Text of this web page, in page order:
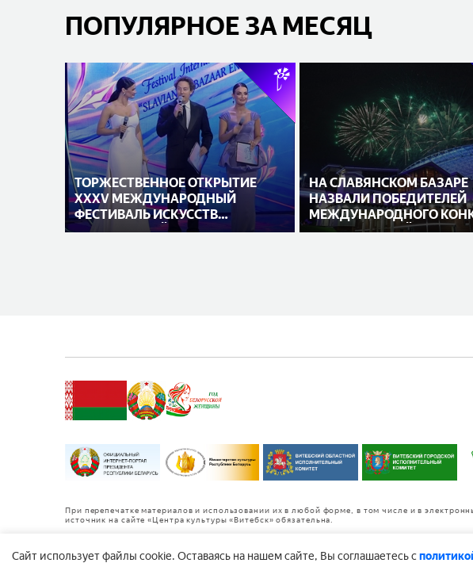
ПОПУЛЯРНОЕ ЗА МЕСЯЦ
ТОРЖЕСТВЕННОЕ ОТКРЫТИЕ
XXXV МЕЖДУНАРОДНЫЙ
ФЕСТИВАЛЬ ИСКУССТВ
«СЛАВЯНСКИЙ БАЗАР В
НА СЛАВЯНСКОМ БАЗАРЕ
НАЗВАЛИ ПОБЕДИТЕЛЕЙ
МЕЖДУНАРОДНОГО
ИСПОЛНИТЕЛЕЙ
Cайт использует файлы cookie. Оставаясь на нашем сайте, Вы соглашаетесь с
При перепечатке материалов и использовании их в любой форме, в том числе и в
источник на сайте «Центра культуры «Витебск» обязательна.